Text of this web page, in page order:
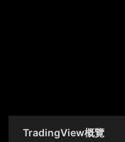
TradingView概覽